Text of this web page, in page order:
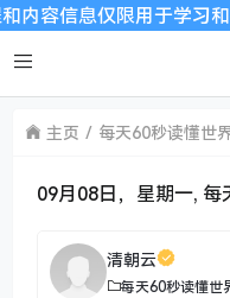
息仅限用于学习和研究
主页 每天60秒读懂世
09月08日，星期一, 每
清朝云
每天60秒读懂世